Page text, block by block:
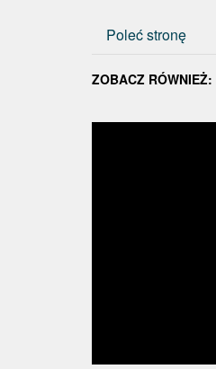
Poleć stronę
ZOBACZ RÓWNIEŻ: